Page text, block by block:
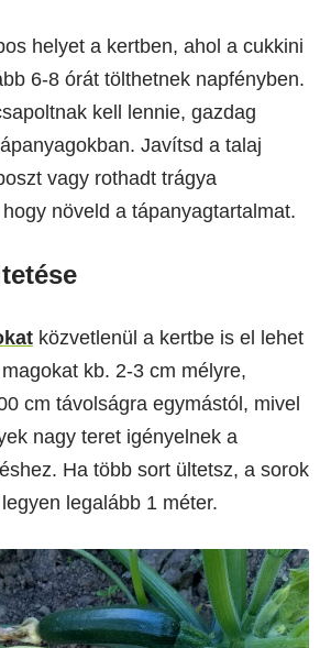
helyet a kertben, ahol a cukkini
6-8 órát tölthetnek napfényben.
kell lennie, gazdag
Javítsd a talaj
vagy rothadt trágya
növeld a tápanyagtartalmat.
közvetlenül a kertbe is el lehet
kb. 2-3 cm mélyre,
cm távolságra egymástól, mivel
nagy teret igényelnek a
Ha több sort ültetsz, a sorok
legalább 1 méter.